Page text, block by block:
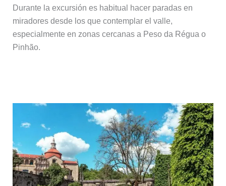
Durante la excursión es habitual hacer paradas en
miradores desde los que contemplar el valle,
especialmente en zonas cercanas a Peso da Régua o
Pinhão.